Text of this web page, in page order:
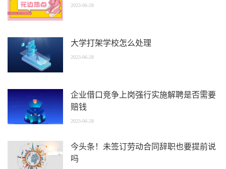
2023-06-28
大学打架学校怎么处理
2023-06-28
企业借口竞争上岗强行实施解聘是否需要
赔钱
2023-06-28
今头条！未签订劳动合同辞职也要提前说
吗